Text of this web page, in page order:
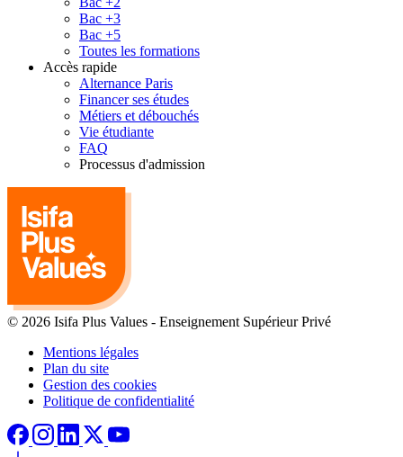
Bac +3
Bac +5
Toutes les formations
Accès rapide
Alternance Paris
Financer ses études
Métiers et débouchés
Vie étudiante
FAQ
Processus d'admission
© 2026 Isifa Plus Values - Enseignement Supérieur Privé
Mentions légales
Plan du site
Gestion des cookies
Politique de confidentialité